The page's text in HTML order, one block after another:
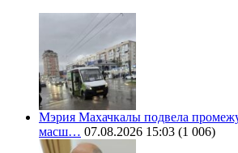
Мэрия Махачкалы подвела
масш… 07.08.2026 15:03 (1 006)